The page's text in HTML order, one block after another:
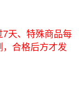
天、特殊商品每
合格后方才发